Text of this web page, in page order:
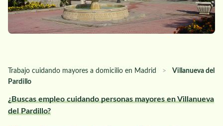
Trabajo cuidando mayores a domicilio en Madrid >
Villanueva del
Pardillo
¿Buscas empleo cuidando personas mayores en Villanueva
del Pardillo?